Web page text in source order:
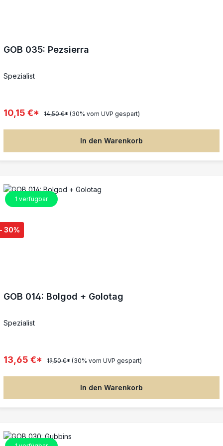
GOB 035: Pezsierra
Spezialist
10,15 €* 14,50 €* (30% vom UVP gespart)
In den Warenkorb
1 verfügbar
30%
GOB 014: Bolgod + Golotag
Spezialist
13,65 €* 19,50 €* (30% vom UVP gespart)
In den Warenkorb